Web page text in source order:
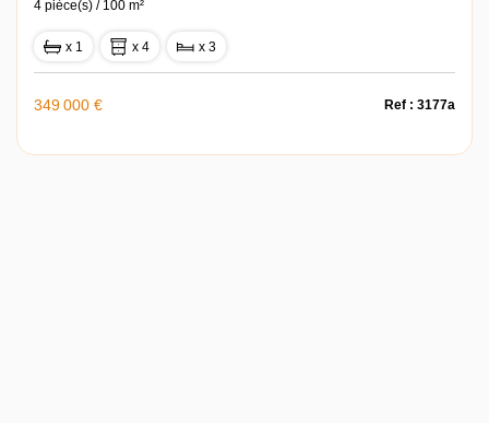
4 pièce(s) / 100 m²
x 1 x 4 x 3
349 000 € Ref : 3177a